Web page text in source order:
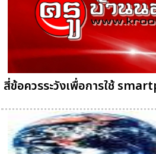
สี่ข้อควรระวังเพื่อการใช้